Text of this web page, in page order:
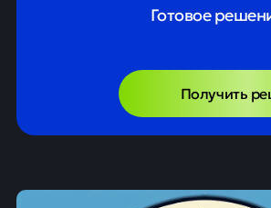
Готовое
Получить